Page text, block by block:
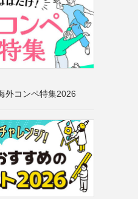
外コンペ特集2026